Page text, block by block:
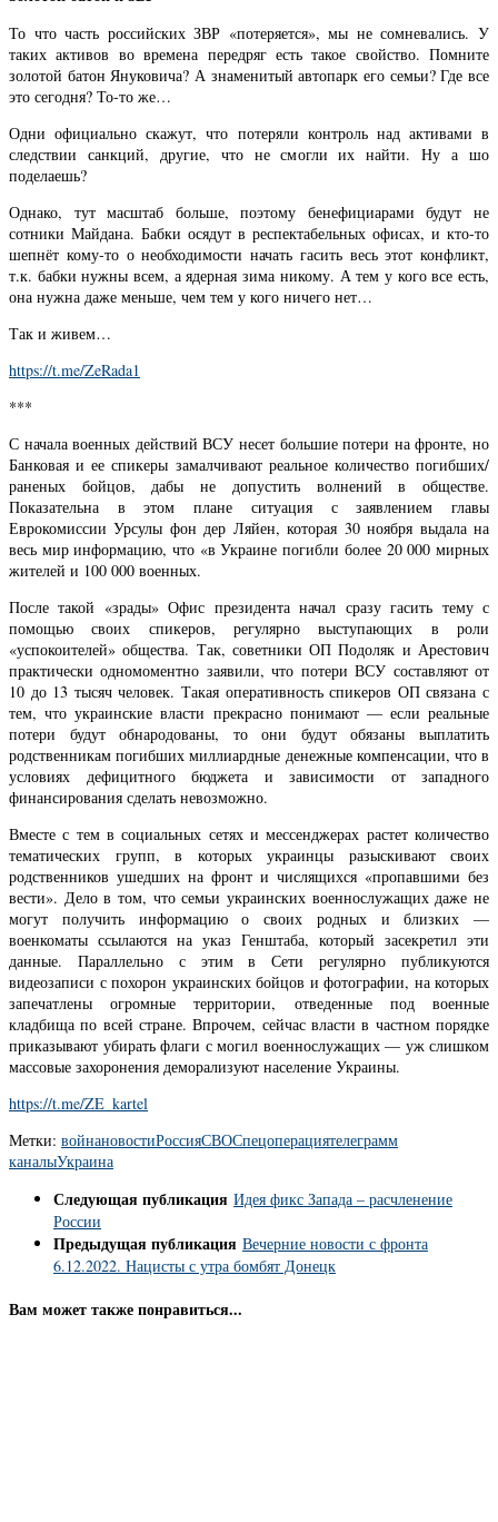
То что часть российских ЗВР «потеряется», мы не сомневались. У
таких активов во времена передряг есть такое свойство. Помните
золотой батон Януковича? А знаменитый автопарк его семьи? Где все
это сегодня? То-то же…
Одни официально скажут, что потеряли контроль над активами в
следствии санкций, другие, что не смогли их найти. Ну а шо
поделаешь?
Однако, тут масштаб больше, поэтому бенефициарами будут не
сотники Майдана. Бабки осядут в респектабельных офисах, и кто-то
шепнёт кому-то о необходимости начать гасить весь этот конфликт,
т.к. бабки нужны всем, а ядерная зима никому. А тем у кого все есть,
она нужна даже меньше, чем тем у кого ничего нет…
Так и живем…
https://t.me/ZeRada1
***
С начала военных действий ВСУ несет большие потери на фронте, но
Банковая и ее спикеры замалчивают реальное количество погибших/
раненых бойцов, дабы не допустить волнений в обществе.
Показательна в этом плане ситуация с заявлением главы
Еврокомиссии Урсулы фон дер Ляйен, которая 30 ноября выдала на
весь мир информацию, что «в Украине погибли более 20 000 мирных
жителей и 100 000 военных.
После такой «зрады» Офис президента начал сразу гасить тему с
помощью своих спикеров, регулярно выступающих в роли
«успокоителей» общества. Так, советники ОП Подоляк и Арестович
практически одномоментно заявили, что потери ВСУ составляют от
10 до 13 тысяч человек. Такая оперативность спикеров ОП связана с
тем, что украинские власти прекрасно понимают — если реальные
потери будут обнародованы, то они будут обязаны выплатить
родственникам погибших миллиардные денежные компенсации, что в
условиях дефицитного бюджета и зависимости от западного
финансирования сделать невозможно.
Вместе с тем в социальных сетях и мессенджерах растет количество
тематических групп, в которых украинцы разыскивают своих
родственников ушедших на фронт и числящихся «пропавшими без
вести». Дело в том, что семьи украинских военнослужащих даже не
могут получить информацию о своих родных и близких —
военкоматы ссылаются на указ Генштаба, который засекретил эти
данные. Параллельно с этим в Сети регулярно публикуются
видеозаписи с похорон украинских бойцов и фотографии, на которых
запечатлены огромные территории, отведенные под военные
кладбища по всей стране. Впрочем, сейчас власти в частном порядке
приказывают убирать флаги с могил военнослужащих — уж слишком
массовые захоронения деморализуют население Украины.
https://t.me/ZE_kartel
Метки: войнановостиРоссияСВОСпецоперациятелеграмм
каналыУкраина
Следующая публикация Идея фикс Запада – расчленение
России
Предыдущая публикация Вечерние новости с фронта
6.12.2022. Нацисты с утра бомбят Донецк
Вам может также понравиться...